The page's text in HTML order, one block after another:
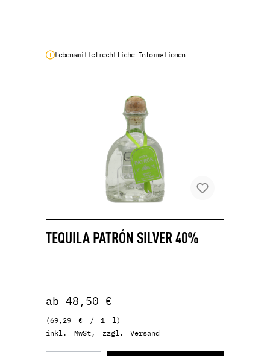
Lebensmittelrechtliche Informationen
TEQUILA PATRÓN SILVER 40%
ab 48,50 €
(69,29 € / 1 l)
inkl. MwSt, zzgl. Versand